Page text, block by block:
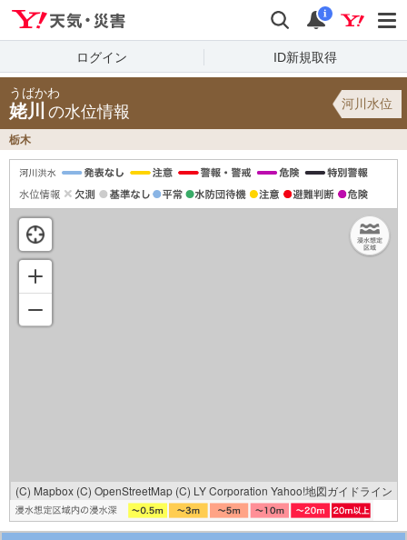
検索 通知
i
ログイン ID新規取得
うばかわ
姥川 の水位情報 河川水位
栃木
(C) Mapbox (C) OpenStreetMap (C) LY Corporation Yahoo!地図ガイドライン